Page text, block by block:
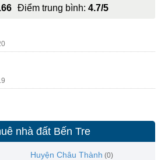
Điểm trung bình: 4.7/5
nhà đất Bến Tre
Huyện Châu Thành (0)